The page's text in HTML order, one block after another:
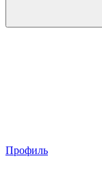
Профиль